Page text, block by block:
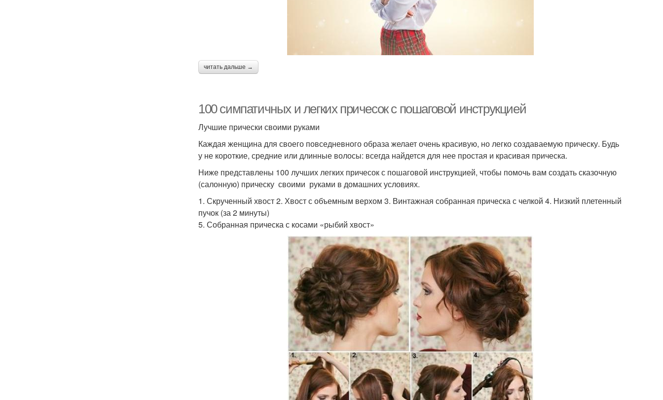
читать дальше →
100 симпатичных и легких причесок с пошаговой инструкцией
Лучшие прически своими руками
Каждая женщина для своего повседневного образа желает очень красивую, но легко создаваемую прическу. Будь
у не короткие, средние или длинные волосы: всегда найдется для нее простая и красивая прическа.
Ниже представлены 100 лучших легких причесок с пошаговой инструкцией, чтобы помочь вам создать сказочную
(салонную) прическу своими руками в домашних условиях.
1. Скрученный хвост 2. Хвост с объемным верхом 3. Винтажная собранная прическа с челкой 4. Низкий плетенный
пучок (за 2 минуты)
5. Собранная прическа с косами «рыбий хвост»